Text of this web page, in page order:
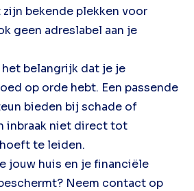
bekende plekken voor
geen adreslabel aan je
belangrijk dat je je
op orde hebt. Een passende
bieden bij schade of
inbraak niet direct tot
te leiden.
jouw huis en je financiële
Neem contact op